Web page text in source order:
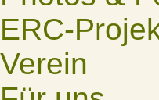
ERC-
Verein